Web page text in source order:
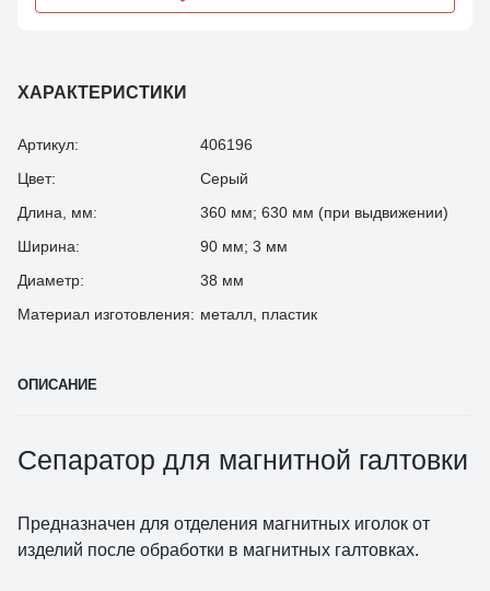
ХАРАКТЕРИСТИКИ
Артикул:
406196
Цвет:
Серый
Длина, мм:
360 мм; 630 мм (при выдвижении)
Ширина:
90 мм; 3 мм
Диаметр:
38 мм
Материал изготовления: металл, пластик
ОПИСАНИЕ
Сепаратор для магнитной галтовки
Предназначен для отделения магнитных иголок от
изделий после обработки в магнитных галтовках.